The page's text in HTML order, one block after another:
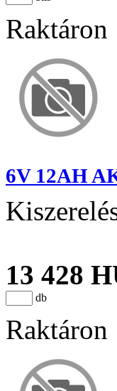
Raktáron
6V 12AH
13 428
db
Raktáron